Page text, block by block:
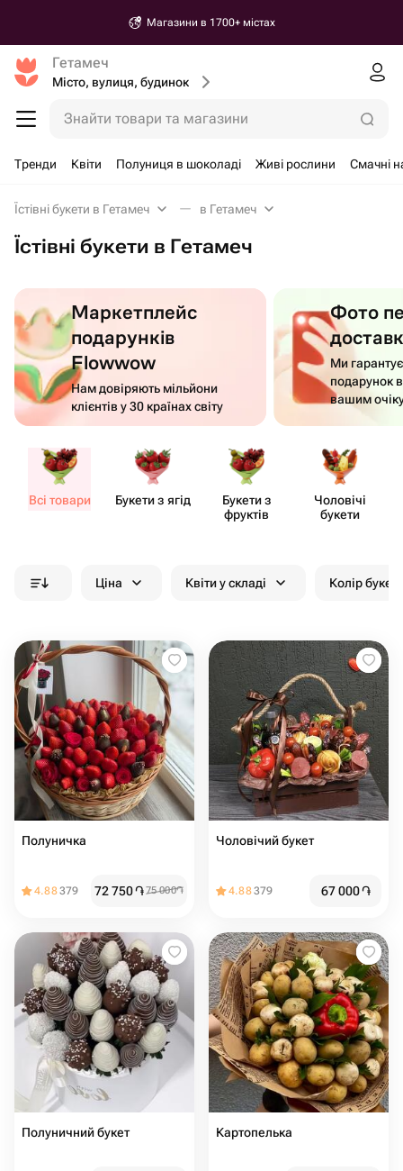
Магазини в 1700+ містах
Гетамеч
Місто, вулиця, будинок
Знайти товари та магазини
Тренди Квіти Полуниця в шоколаді Живі рослини Смачні
Їстівні букети в Гетамеч в Гетамеч
Їстівні букети в Гетамеч
Маркетплейс
подарунків
Flowwow
Нам довіряють мільйони
клієнтів у 30 країнах світу
Фото
Ми
подарунок
вашим
Всі товари Букети з ягід
Букети з
фруктів
Чоловічі
букети
Ціна Квіти у складі Колір
Полуничка
4.88379 72 750֏75 000֏
Чоловічий букет
4.88379 67 000֏
Полуничний букет Картопелька